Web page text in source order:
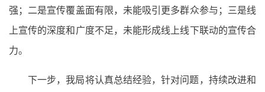
强；二是宣传覆盖面有限，未能吸引更多群众参与；三是线
上宣传的深度和广度不足，未能形成线上线下联动的宣传合
力。
下一步，我局将认真总结经验，针对问题，持续改进和